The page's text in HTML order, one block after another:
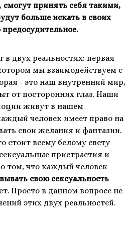
смогут принять себя такими,
больше искать в своих
двух реальностях: первая -
мы взаимодействуем с
- это наш внутренний мир,
от посторонних глаз. Наши
живут в нашем
человек имеет право на
свои желания и фантазии.
стоит всему белому свету
пристрастия и
том, что каждый человек
свою сексуальность
Просто в данном вопросе не
этих двух реальностей.